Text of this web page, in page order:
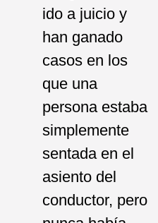
ido a juicio y
han ganado
casos en los
que una
persona estaba
simplemente
sentada en el
asiento del
conductor, pero